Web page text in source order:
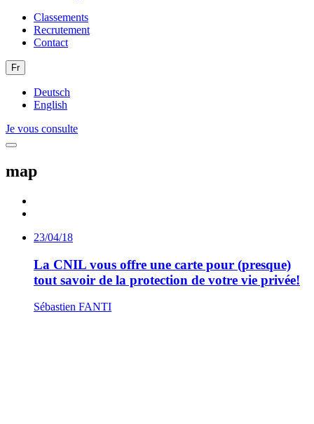
Classements
Recrutement
Contact
Fr
Deutsch
English
Je vous consulte
map
23/04/18
La CNIL vous offre une carte pour (presque)
tout savoir de la protection de votre vie privée!
Sébastien FANTI